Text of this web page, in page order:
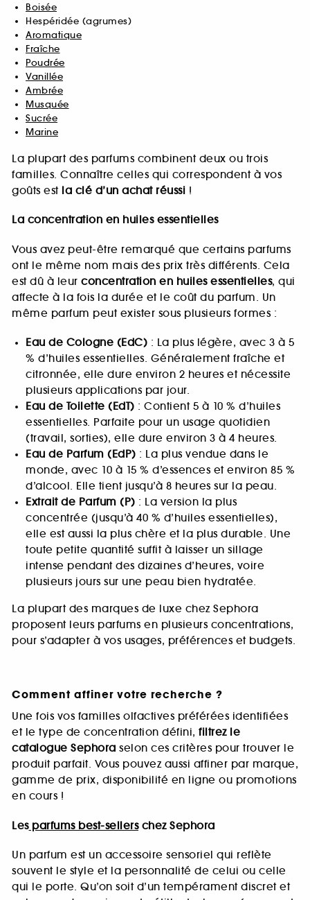
Boisée
Hespéridée (agrumes)
Aromatique
Fraîche
Poudrée
Vanillée
Ambrée
Musquée
Sucrée
Marine
La plupart des parfums combinent deux ou trois
familles. Connaître celles qui correspondent à vos
goûts est la clé d’un achat réussi !
La concentration en huiles essentielles
Vous avez peut-être remarqué que certains parfums
ont le même nom mais des prix très différents. Cela
est dû à leur concentration en huiles essentielles, qui
affecte à la fois la durée et le coût du parfum. Un
même parfum peut exister sous plusieurs formes :
Eau de Cologne (EdC) : La plus légère, avec 3 à 5
% d’huiles essentielles. Généralement fraîche et
citronnée, elle dure environ 2 heures et nécessite
plusieurs applications par jour.
Eau de Toilette (EdT) : Contient 5 à 10 % d’huiles
essentielles. Parfaite pour un usage quotidien
(travail, sorties), elle dure environ 3 à 4 heures.
Eau de Parfum (EdP) : La plus vendue dans le
monde, avec 10 à 15 % d’essences et environ 85 %
d’alcool. Elle tient jusqu’à 8 heures sur la peau.
Extrait de Parfum (P) : La version la plus
concentrée (jusqu’à 40 % d’huiles essentielles),
elle est aussi la plus chère et la plus durable. Une
toute petite quantité suffit à laisser un sillage
intense pendant des dizaines d’heures, voire
plusieurs jours sur une peau bien hydratée.
La plupart des marques de luxe chez Sephora
proposent leurs parfums en plusieurs concentrations,
pour s’adapter à vos usages, préférences et budgets.
Comment affiner votre recherche ?
Une fois vos familles olfactives préférées identifiées
et le type de concentration défini, filtrez le
catalogue Sephora selon ces critères pour trouver le
produit parfait. Vous pouvez aussi affiner par marque,
gamme de prix, disponibilité en ligne ou promotions
en cours !
Lesparfums best-sellerschez Sephora
Un parfum est un accessoire sensoriel qui reflète
souvent le style et la personnalité de celui ou celle
qui le porte. Qu’on soit d’un tempérament discret et